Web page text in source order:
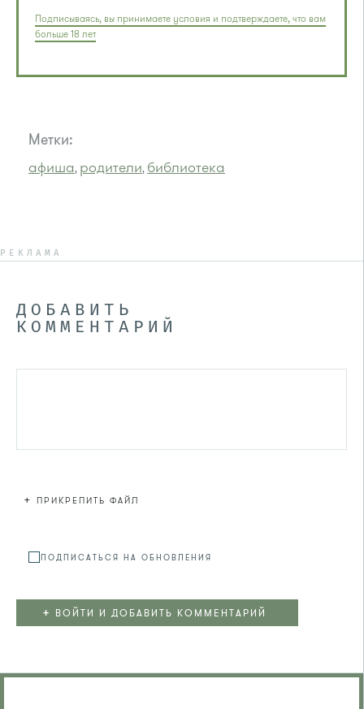
Подписываясь, вы принимаете условия и подтверждаете, что вам
больше 18 лет
Метки:
афиша, родители, библиотека
РЕКЛАМА
ДОБАВИТЬ
КОММЕНТАРИЙ
+ ПРИКРЕПИТЬ ФАЙЛ
ПОДПИСАТЬСЯ НА ОБНОВЛЕНИЯ
+ ВОЙТИ И ДОБАВИТЬ КОММЕНТАРИЙ